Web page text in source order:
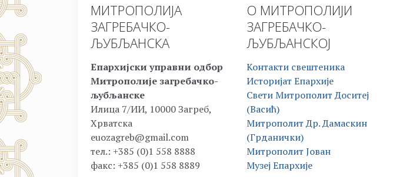
МИТРОПОЛИЈА
ЗАГРЕБАЧКО-
ЉУБЉАНСКА
Епархијски управни одбор
Митрополије загребачко-
љубљанске
Илица 7/ИИ, 10000 Загреб,
Хрватска
euozagreb@gmail.com
тел.: +385 (0)1 558 8888
факс: +385 (0)1 558 8889
О МИТРОПОЛИЈИ
ЗАГРЕБАЧКО-
ЉУБЉАНСКОЈ
Контакти свештеника
Историјат Епархије
Свети Митрополит Доситеј
(Васић)
Митрополит Др. Дамаскин
(Грданички)
Митрополит Јован
Музеј Епархије